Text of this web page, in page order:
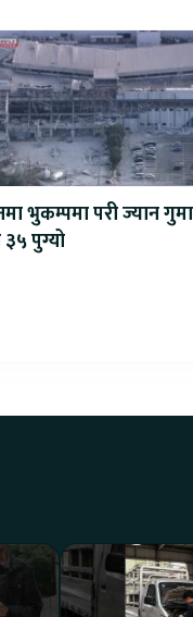
भुकम्पमा परी ज्यान
पुग्यो